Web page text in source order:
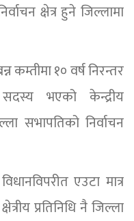
क्षेत्र हुने जिल्लामा
कम्तीमा १० वर्ष निरन्तर
भएको केन्द्रीय
सभापतिको निर्वाचन
एउटा मात्र
प्रतिनिधि नै जिल्ला